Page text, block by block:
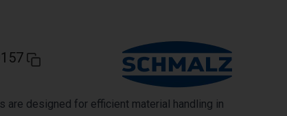
are designed for efficient material handling in